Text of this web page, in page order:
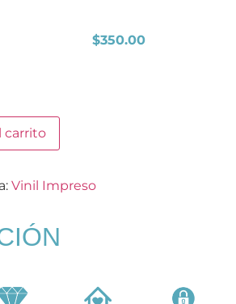
$350.00
carrito
Vinil Impreso